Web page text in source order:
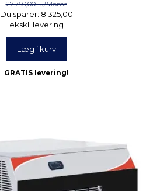
27.750,00u/Moms
Du sparer: 8.325,00
ekskl. levering
Læg i kurv
GRATIS levering!